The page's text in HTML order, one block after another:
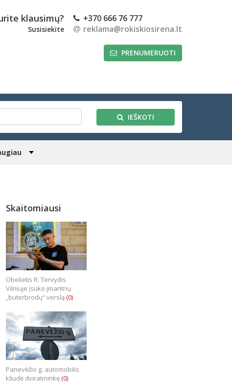
klausimų?
Susisiekite
+370 666 76 777
reklama@rokiskiosirena.lt
PRENUMERUOTI
IEŠKOTI
Skaitomiausi
Obelietis R. Tervydis
Vilniuje įsuko įmantrių
„buterbrodų“ verslą (0)
Panevėžio g. automobilis
kliudė dviratininkę(0)